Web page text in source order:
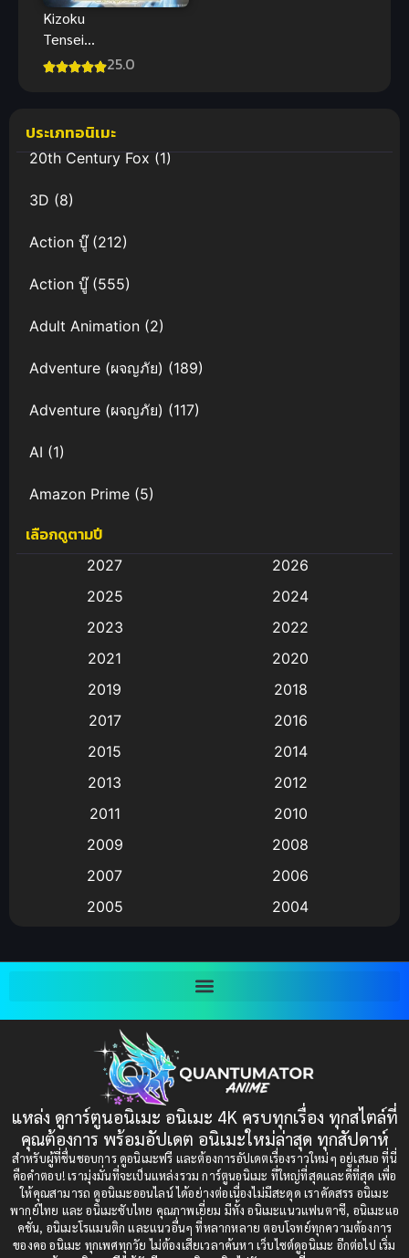
Kizoku
Tensei
Megumareta25.0
ประเภทอนิเมะ
20th Century Fox(1)
3D (8)
Action บู๊(212)
Action บู๊(555)
Adult Animation (2)
Adventure (ผจญภัย) (189)
Adventure (ผจญภัย) (117)
AI (1)
Amazon Prime (5)
Anal (ประตูหลัง)
Animation การ์ตูน
Animation อนิเมะ
Animation แอนิเมชัน
(9)
Big tits (นมใหญ่)
Bitch (ผู้หญิงร่าน)
Bondage (ทาส)(1)
(1)
Censored (เซ็นเซอร์)(19)
Comedy (ตลก)(235)
Comedy (ตลก)(85)
Comic Book การ์ตูน(1)
เลือกดูตามปี
2027
2026
2025
2024
2023
2022
2021
2020
2019
2018
2017
2016
2015
2014
2013
2012
2011
2010
2009
2008
2007
2006
2005
2004
2001
2000
1997
1993
1991
1989
1988
1987
1985
1984
1983
1982
1981
1980
1979
แหล่ง ดูการ์ตูนอนิเมะ อนิเมะ 4K ครบทุกเรื่อง ทุกสไตล์ที่
คุณต้องการ พร้อมอัปเดต อนิเมะใหม่ล่าสุด ทุกสัปดาห์
สำหรับผู้ที่ชื่นชอบการ ดูอนิเมะฟรี และต้องการอัปเดตเรื่องราวใหม่ๆ อยู่เสมอ ที่นี่
คือคำตอบ! เรามุ่งมั่นที่จะเป็นแหล่งรวม การ์ตูนอนิเมะ ที่ใหญ่ที่สุดและดีที่สุด เพื่อ
ให้คุณสามารถ ดูอนิเมะออนไลน์ ได้อย่างต่อเนื่องไม่มีสะดุด เราคัดสรร อนิเมะ
พากย์ไทย และ อนิเมะซับไทย คุณภาพเยี่ยม มีทั้ง อนิเมะแนวแฟนตาซี, อนิเมะแอ
คชั่น, อนิเมะโรแมนติก และแนวอื่นๆ ที่หลากหลาย ตอบโจทย์ทุกความต้องการ
ของคอ อนิเมะ ทุกเพศทุกวัย ไม่ต้องเสียเวลาค้นหา เว็บไซต์ดูอนิเมะ อีกต่อไป เริ่ม